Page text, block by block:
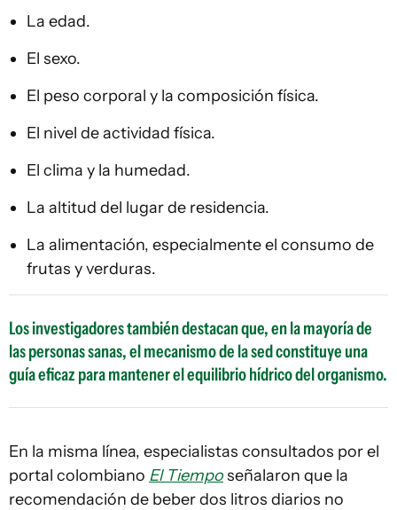
La edad.
El sexo.
El peso corporal y la composición física.
El nivel de actividad física.
El clima y la humedad.
La altitud del lugar de residencia.
La alimentación, especialmente el consumo de
frutas y verduras.
Los investigadores también destacan que, en la mayoría de
las personas sanas, el mecanismo de la sed constituye una
guía eficaz para mantener el equilibrio hídrico del organismo.
En la misma línea, especialistas consultados por el
portal colombiano El Tiemposeñalaron que la
recomendación de beber dos litros diarios no